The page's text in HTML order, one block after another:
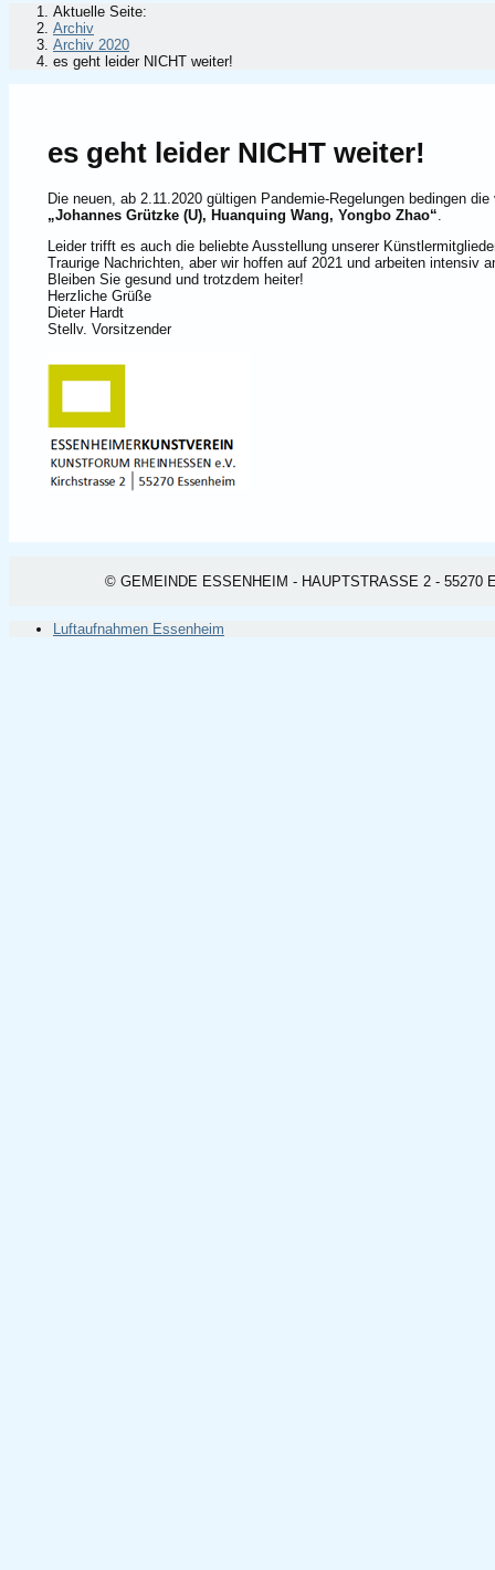
Aktuelle Seite:
Archiv
Archiv 2020
es geht leider NICHT weiter!
es geht leider NICHT weiter!
Die neuen, ab 2.11.2020 gültigen Pandemie-Regelungen bedingen
„Johannes Grützke (U), Huanquing Wang, Yongbo Zhao“
Leider trifft es auch die beliebte Ausstellung unserer
Traurige Nachrichten, aber wir hoffen auf 2021 und arbeiten intensiv
Bleiben Sie gesund und trotzdem heiter!
Herzliche Grüße
Dieter Hardt
Stellv. Vorsitzender
© GEMEINDE ESSENHEIM - HAUPTSTRASSE 2 - 55270
Luftaufnahmen Essenheim